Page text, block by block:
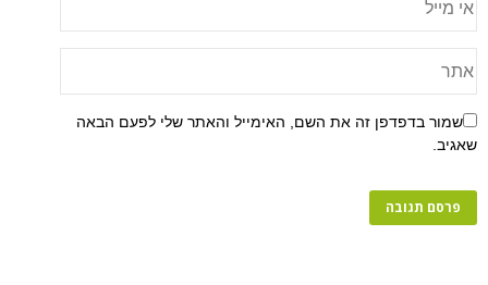
שמור בדפדפן זה את השם, האימייל והאתר שלי לפעם הבאה
שאגיב.